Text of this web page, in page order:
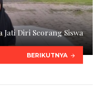
Jati Diri Seorang Siswa
BERIKUTNYA